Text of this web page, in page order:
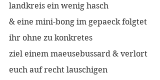
landkreis ein wenig hasch
& eine mini-bong im gepaeck folgtet
ihr ohne zu konkretes
ziel einem maeusebussard & verlort
euch auf recht lauschigen